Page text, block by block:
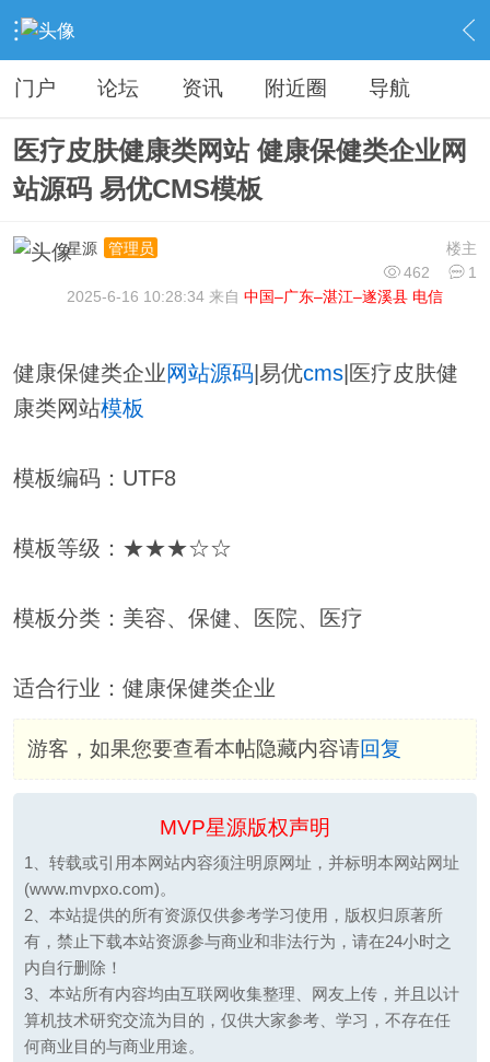
› 分类信息 › 源码模板 › 内容
门户 论坛 资讯 附近圈 导航
医疗皮肤健康类网站 健康保健类企业网
站源码 易优CMS模板
楼主
星源
管理员
462
1
2025-6-16 10:28:34 来自 中国–广东–湛江–遂溪县 电信
健康保健类企业网站源码 |易优cms|医疗皮肤健
康类网站模板
模板编码：UTF8
模板等级：★★★☆☆
模板分类：美容、保健、医院、医疗
适合行业：健康保健类企业
游客，如果您要查看本帖隐藏内容请回复
MVP星源版权声明
1、转载或引用本网站内容须注明原网址，并标明本网站网址
(www.mvpxo.com)。
2、本站提供的所有资源仅供参考学习使用，版权归原著所
有，禁止下载本站资源参与商业和非法行为，请在24小时之
内自行删除！
3、本站所有内容均由互联网收集整理、网友上传，并且以计
算机技术研究交流为目的，仅供大家参考、学习，不存在任
何商业目的与商业用途。